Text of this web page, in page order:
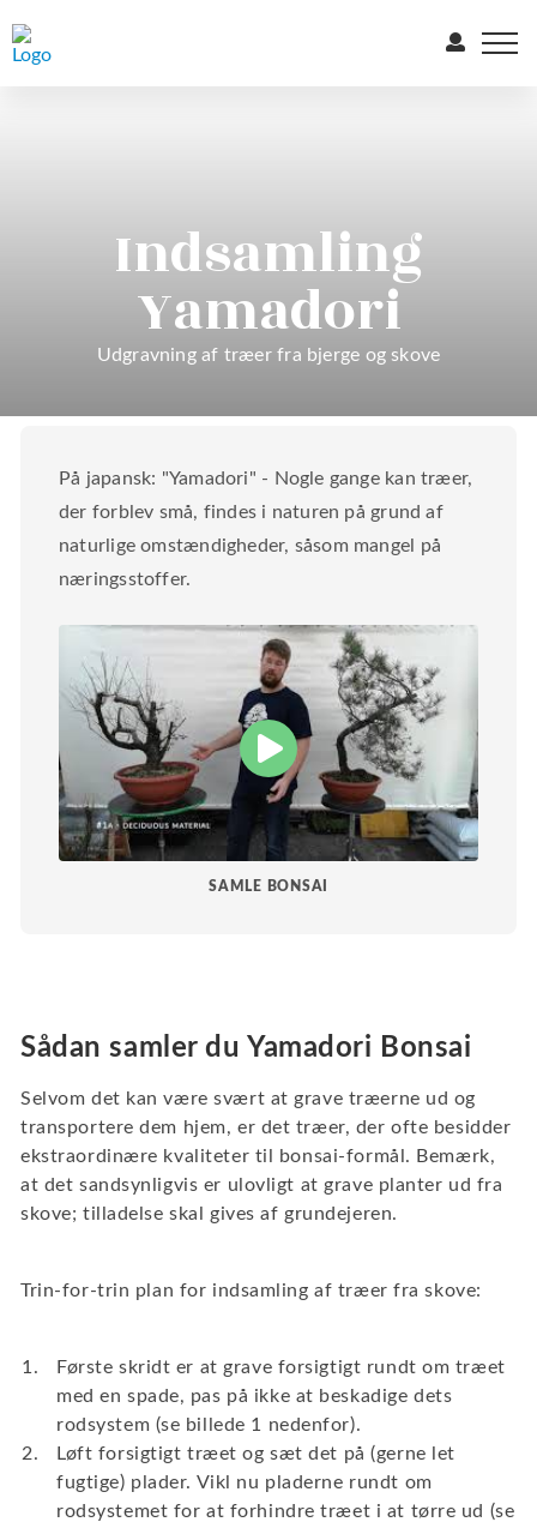
Indsamling
Yamadori
Udgravning af træer fra bjerge og skove
På japansk: "Yamadori" - Nogle gange kan træer,
der forblev små, findes i naturen på grund af
naturlige omstændigheder, såsom mangel på
næringsstoffer.
SAMLE BONSAI
Sådan samler du Yamadori Bonsai
Selvom det kan være svært at grave træerne ud og
transportere dem hjem, er det træer, der ofte besidder
ekstraordinære kvaliteter til bonsai-formål. Bemærk,
at det sandsynligvis er ulovligt at grave planter ud fra
skove; tilladelse skal gives af grundejeren.
Trin-for-trin plan for indsamling af træer fra skove:
Første skridt er at grave forsigtigt rundt om træet
med en spade, pas på ikke at beskadige dets
rodsystem (se billede 1 nedenfor).
Løft forsigtigt træet og sæt det på (gerne let
fugtige) plader. Vikl nu pladerne rundt om
rodsystemet for at forhindre træet i at tørre ud (se